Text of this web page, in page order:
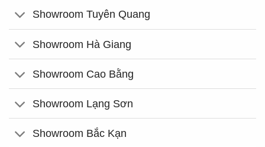
Showroom Tuyên Quang
Showroom Hà Giang
Showroom Cao Bằng
Showroom Lạng Sơn
Showroom Bắc Kạn